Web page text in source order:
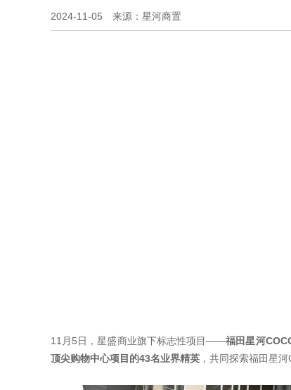
2024-11-05 来源：星河商置
11月5日，星盛商业旗下标志性项目——福田星河
顶尖购物中心项目的43名业界精英 ，共同探索福田星